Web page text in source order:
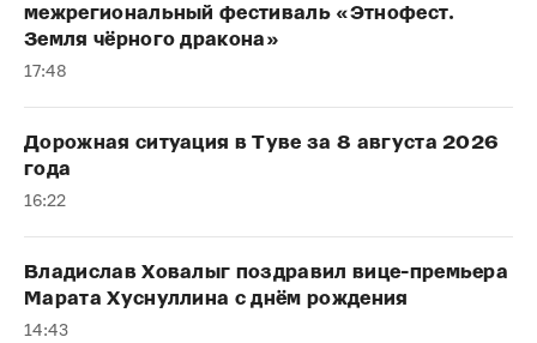
межрегиональный фестиваль «Этнофест.
Земля чёрного дракона»
17:48
Дорожная ситуация в Туве за 8 августа 2026
года
16:22
Владислав Ховалыг поздравил вице-премьера
Марата Хуснуллина с днём рождения
14:43